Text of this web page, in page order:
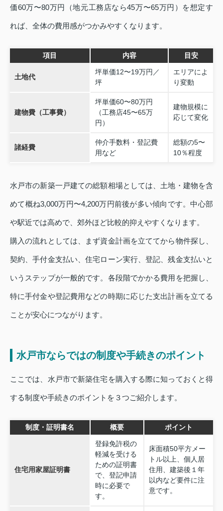
価60万〜80万円（地元工務店なら45万〜65万円）を想定す
れば、全体の費用感がつかみやすくなります。
項目 内容 目安
土地代
坪単価12〜19万円／
坪
エリアによ
り変動
建物費（工事費）
坪単価60〜80万円
（工務店45〜65万
円）
建物規模に
応じて変化
諸経費
仲介手数料・登記費
用など
総額の5〜
10％程度
水戸市の新築一戸建ての総額相場としては、土地・建物を含
めて概ね3,000万円〜4,200万円前後が多い傾向です。中心部
や駅近では高めで、郊外ほど比較的抑えやすくなります。
購入の流れとしては、まず資金計画を立ててから物件探し、
契約、手付金支払い、住宅ローン実行、登記、残金支払いと
いうステップが一般的です。各段階でかかる費用を把握し、
特に手付金や登記費用などの時期に応じた支出計画を立てる
ことが安心につながります。
水戸市ならではの制度や手続きのポイント
ここでは、水戸市で新築住宅を購入する際に知っておくと得
する制度や手続きのポイントを３つご紹介します。
制度・証明書名 概要 ポイント
住宅用家屋証明書
登録免許税の
軽減を受ける
ための証明書
で、登記申請
時に必要で
す。
床面積50平方メー
トル以上、個人居
住用、建築後１年
以内など要件に注
意です。